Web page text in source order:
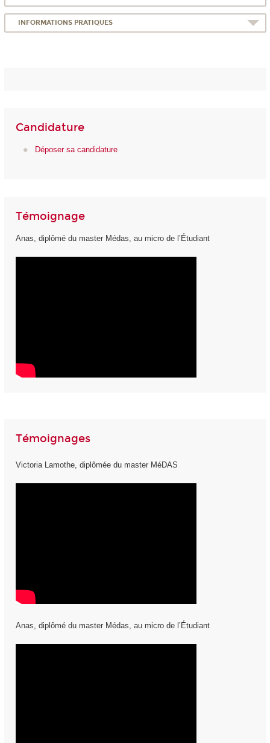
INFORMATIONS PRATIQUES
Candidature
Déposer sa candidature
Témoignage
Anas, diplômé du master Médas, au micro de l’Étudiant
Témoignages
Victoria Lamothe, diplômée du master MéDAS
Anas, diplômé du master Médas, au micro de l’Étudiant